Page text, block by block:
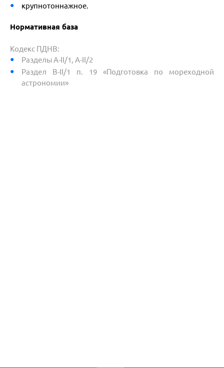
крупнотоннажное.
Нормативная база
Кодекс ПДНВ:
Разделы A-II/1, A-II/2
Раздел В-II/1 п. 19 «Подготовка по мореходной
астрономии»